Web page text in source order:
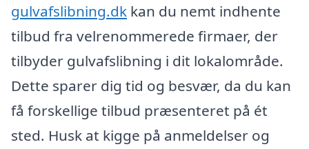
gulvafslibning.dk kan du nemt indhente
tilbud fra velrenommerede firmaer, der
tilbyder gulvafslibning i dit lokalområde.
Dette sparer dig tid og besvær, da du kan
få forskellige tilbud præsenteret på ét
sted. Husk at kigge på anmeldelser og